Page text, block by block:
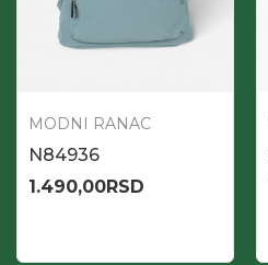
MODNI RANAC
N84936
1.490,00RSD